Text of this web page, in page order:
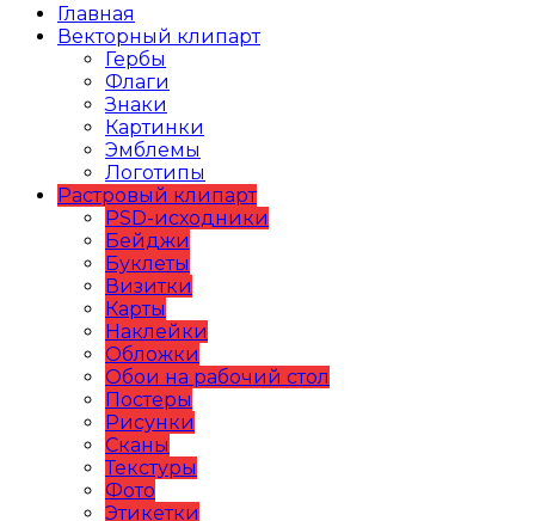
Главная
Векторный клипарт
Гербы
Флаги
Знаки
Картинки
Эмблемы
Логотипы
Растровый клипарт
PSD-исходники
Бейджи
Буклеты
Визитки
Карты
Наклейки
Обложки
Обои на рабочий стол
Постеры
Рисунки
Сканы
Текстуры
Фото
Этикетки